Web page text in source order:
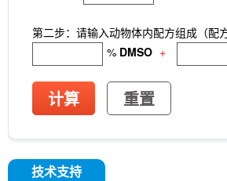
第二步：请输入动物体内配方组成（配
% DMSO +
计算 重置
技术支持